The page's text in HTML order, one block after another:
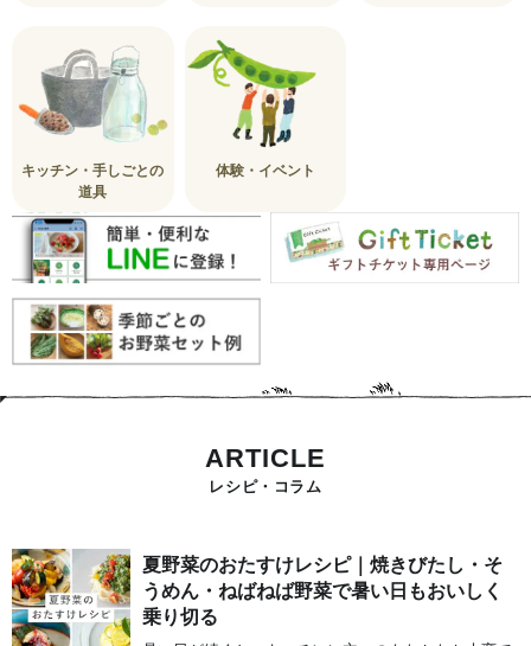
キッチン・手しごとの
道具
体験・イベント
ARTICLE
レシピ・コラム
夏野菜のおたすけレシピ｜焼きびたし・そ
うめん・ねばねば野菜で暑い日もおいしく
乗り切る